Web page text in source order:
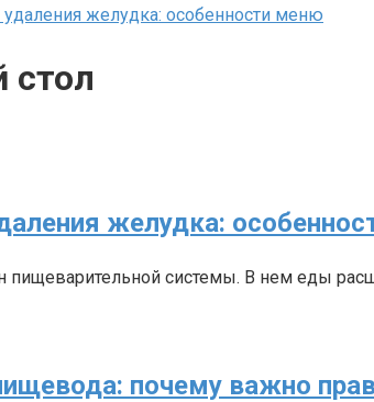
удаления желудка: особенности меню
стол
желудка:
системы. В нем еды
почему важно